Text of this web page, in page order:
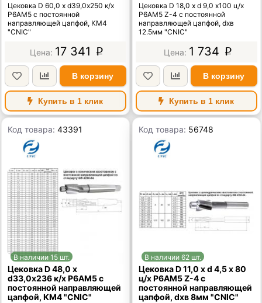
Цековка D 60,0 х d39,0х250 к/х
Р6АМ5 с постоянной
направляющей цапфой, КМ4
"CNIC"
17 341 p
В корзину
Купить в 1 клик
Цековка D 18,0 х d 9,0 х100 ц/х
Р6АМ5 Z-4 с постоянной
направляющей цапфой, dхв
12.5мм "CNIC"
1 734 p
В корзину
Купить в 1 клик
Код товара:43391
В наличии 15 шт.
Цековка D 48,0 х
d33,0х236 к/х Р6АМ5 с
постоянной направляющей
цапфой, КМ4 "CNIC"
Код товара: 56748
В наличии 62 шт.
Цековка D 11,0 х d 4,5 х 80
ц/х Р6АМ5 Z-4 с
постоянной направляющей
цапфой, dхв 8мм "CNIC"